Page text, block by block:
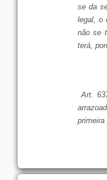
se da
legal, o
não se
terá,
Art.